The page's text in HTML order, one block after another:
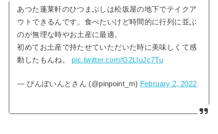
あつた蓬莱軒のひつまぶしは松坂屋の地下でテイクア
ウトできるんです。食べたいけど時間的に行列に並ぶ
のが無理な時やお土産に最適。
初めてお土産で持たせていただいた時に美味しくて感
動したもんね。 pic.twitter.com/G2LIuJc7Tu
— ぴんぽいんとさん (@pinpoint_m) February 2, 2022